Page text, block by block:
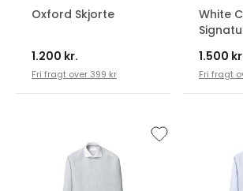
Oxford Skjorte
1.200 kr.
Fri fragt over 399 kr
White
1.500
Fri fragt